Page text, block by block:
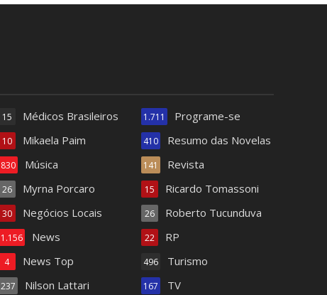
Médicos Brasileiros
15
Mikaela Paim
10
Música
830
Myrna Porcaro
26
Negócios Locais
30
News
1.156
News Top
4
Nilson Lattari
237
Programe-se
1.711
Resumo das Novelas
410
Revista
141
Ricardo Tomassoni
15
Roberto Tucunduva
26
RP
22
Turismo
496
TV
167